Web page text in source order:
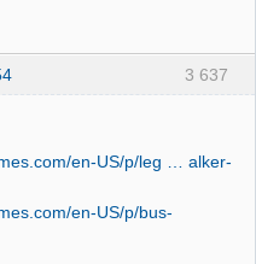
3 637
en-US/p/leg … alker-
en-US/p/bus-